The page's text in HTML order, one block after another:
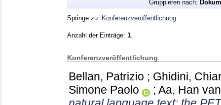
Gruppieren nach:
Springe zu: Konferenzveröffentlichung
Anzahl der Einträge: 1
Konferenzveröffentlichung
Bellan, Patrizio ; Ghidini,
Simone Paolo
; Aa, Han